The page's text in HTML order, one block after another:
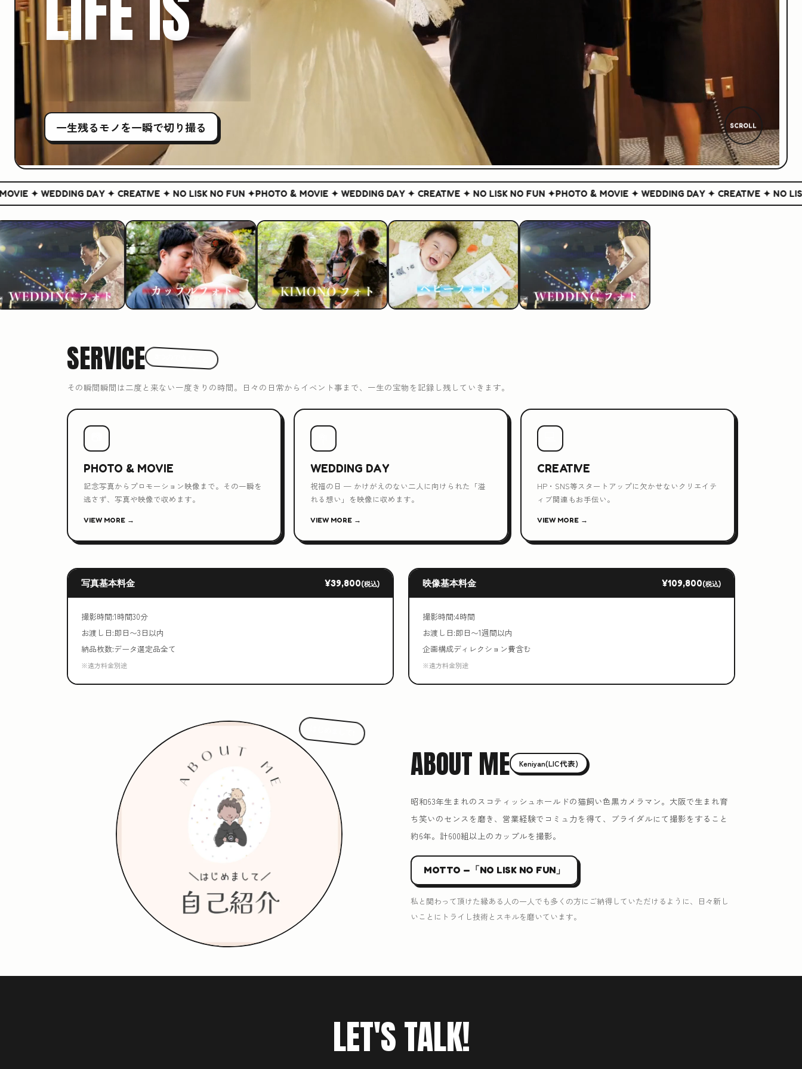
CREATIVE
一生残るモノを一瞬で切り撮る SCROLL
✦ WEDDING DAY ✦ CREATIVE ✦ NO LISK NO FUN ✦PHOTO & MOVIE ✦ WEDDING DAY ✦ CREATIVE ✦ NO LISK NO FUN ✦PHOTO & MOVIE ✦ WEDDING DAY ✦ CREATIVE ✦ NO LISK
SERVICE
その瞬間瞬間は二度と来ない一度きりの時間。日々の日常からイベント事まで、一生の宝物を記録し残していきます。
PHOTO & MOVIE
記念写真からプロモーション映像まで。その一瞬を
逃さず、写真や映像で収めます。
VIEW MORE →
WEDDING DAY
祝福の日 — かけがえのない二人に向けられた「溢
れる想い」を映像に収めます。
VIEW MORE →
CREATIVE
HP・SNS等スタートアップに欠かせないクリエイテ
ィブ関連もお手伝い。
VIEW MORE →
写真基本料金 ¥39,800(税込)
撮影時間:1時間30分
お渡し日:即日〜3日以内
納品枚数:データ選定品全て
※遠方料金別途
映像基本料金 ¥109,800(税込)
撮影時間:4時間
お渡し日:即日〜1週間以内
企画構成ディレクション費含む
※遠方料金別途
ABOUT ME Keniyan(LIC代表)
昭和63年生まれのスコティッシュホールドの猫飼い色黒カメラマン。大阪で生まれ育
ち笑いのセンスを磨き、営業経験でコミュ力を得て、ブライダルにて撮影をすること
約6年。計600組以上のカップルを撮影。
MOTTO —「NO LISK NO FUN」
私と関わって頂けた縁ある人の一人でも多くの方にご納得していただけるように、日々新し
いことにトライし技術とスキルを磨いています。
LET'S TALK!